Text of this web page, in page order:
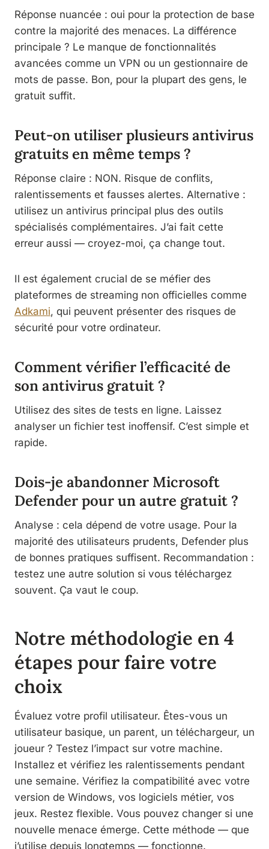
Réponse nuancée : oui pour la protection de base
contre la majorité des menaces. La différence
principale ? Le manque de fonctionnalités
avancées comme un VPN ou un gestionnaire de
mots de passe. Bon, pour la plupart des gens, le
gratuit suffit.
Peut-on utiliser plusieurs antivirus
gratuits en même temps ?
Réponse claire : NON. Risque de conflits,
ralentissements et fausses alertes. Alternative :
utilisez un antivirus principal plus des outils
spécialisés complémentaires. J’ai fait cette
erreur aussi — croyez-moi, ça change tout.
Il est également crucial de se méfier des
plateformes de streaming non officielles comme
Adkami, qui peuvent présenter des risques de
sécurité pour votre ordinateur.
Comment vérifier l’efficacité de
son antivirus gratuit ?
Utilisez des sites de tests en ligne. Laissez
analyser un fichier test inoffensif. C’est simple et
rapide.
Dois-je abandonner Microsoft
Defender pour un autre gratuit ?
Analyse : cela dépend de votre usage. Pour la
majorité des utilisateurs prudents, Defender plus
de bonnes pratiques suffisent. Recommandation :
testez une autre solution si vous téléchargez
souvent. Ça vaut le coup.
Notre méthodologie en 4
étapes pour faire votre
choix
Évaluez votre profil utilisateur. Êtes-vous un
utilisateur basique, un parent, un téléchargeur, un
joueur ? Testez l’impact sur votre machine.
Installez et vérifiez les ralentissements pendant
une semaine. Vérifiez la compatibilité avec votre
version de Windows, vos logiciels métier, vos
jeux. Restez flexible. Vous pouvez changer si une
nouvelle menace émerge. Cette méthode — que
j’utilise depuis longtemps — fonctionne.